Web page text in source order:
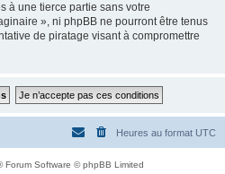
à une tierce partie sans votre
», ni phpBB ne pourront être tenus
de piratage visant à compromettre
Heures au format UTC
Forum Software © phpBB Limited